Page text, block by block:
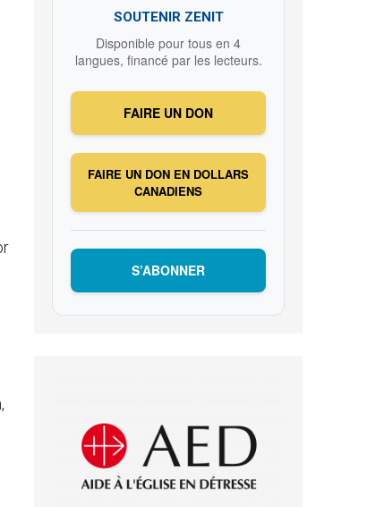
SOUTENIR ZENIT
Disponible pour tous en 4
langues, financé par les lecteurs.
FAIRE UN DON
FAIRE UN DON EN DOLLARS
CANADIENS
S’ABONNER